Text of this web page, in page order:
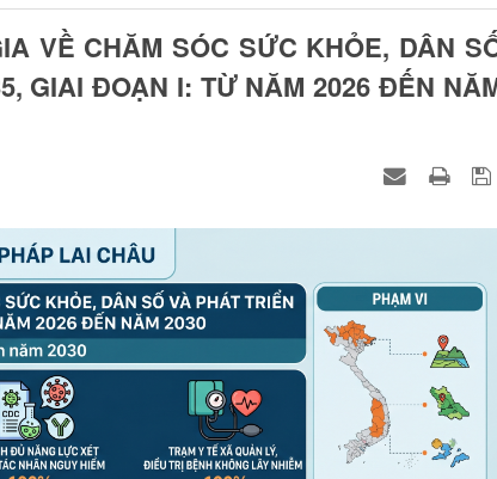
VỀ CHĂM SÓC SỨC KHỎE, DÂN
GIAI ĐOẠN I: TỪ NĂM 2026 ĐẾN